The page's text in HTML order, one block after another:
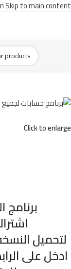
Skip to main content
Click to enlarge
لتحميل
ادخل على